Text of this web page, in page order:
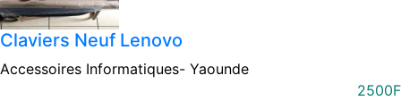
Claviers Neuf Lenovo
Accessoires Informatiques- Yaounde
2500F